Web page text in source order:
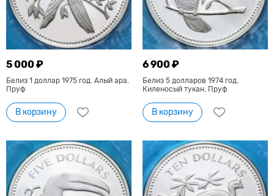
5 000 ₽
Белиз 1 доллар 1975 год. Алый ара.
Пруф
В корзину
6 900 ₽
Белиз 5 долларов 1974 год.
Киленосый тукан. Пруф
В корзину